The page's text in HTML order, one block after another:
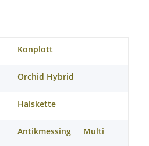
Konplott
Orchid Hybrid
Halskette
Antikmessing Multi